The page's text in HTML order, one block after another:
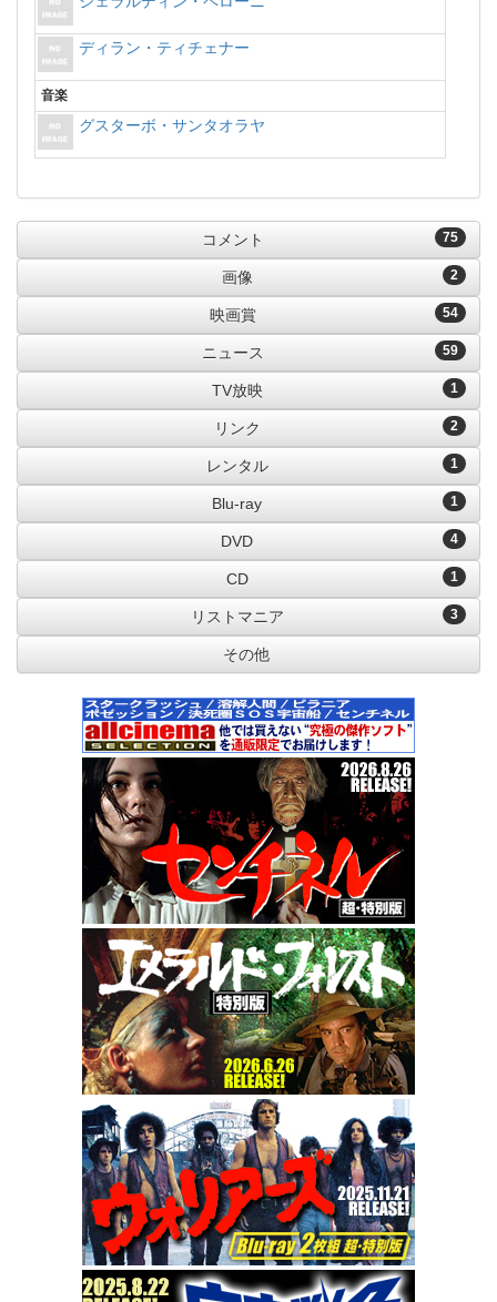
ディラン・ティチェナー
音楽
グスターボ・サンタオラヤ
75
コメント
2
画像
54
映画賞
59
ニュース
1
TV放映
2
リンク
1
レンタル
1
Blu-ray
4
DVD
1
CD
3
リストマニア
その他